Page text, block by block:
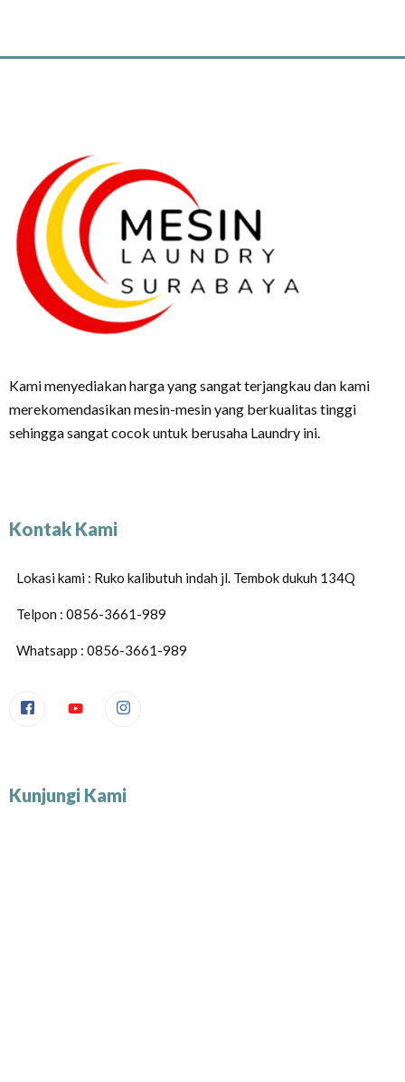
Kami menyediakan harga yang sangat terjangkau dan kami
merekomendasikan mesin-mesin yang berkualitas tinggi
sehingga sangat cocok untuk berusaha Laundry ini.
Kontak Kami
Lokasi kami : Ruko kalibutuh indah jl. Tembok dukuh 134Q
Telpon : 0856-3661-989
Whatsapp : 0856-3661-989
Kunjungi Kami